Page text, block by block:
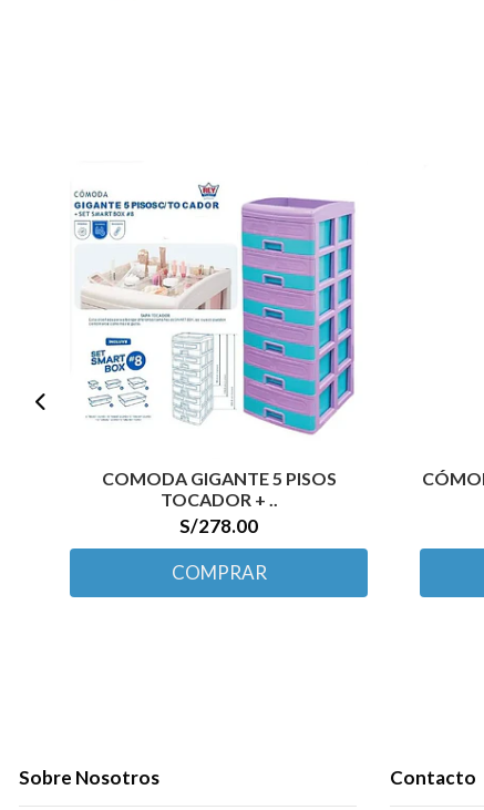
COMODA GIGANTE 5 PISOS
TOCADOR + ..
S/278.00
COMPRAR
Sobre Nosotros Contacto